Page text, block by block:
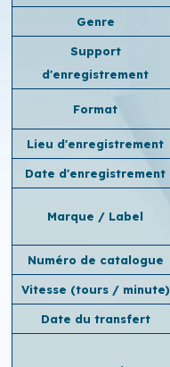
Genre
Support
d'enregistrement
Format
Lieu d'enregistrement
Date d'enregistrement
Marque / Label
Numéro de catalogue
Vitesse (tours / minute)
Date du transfert